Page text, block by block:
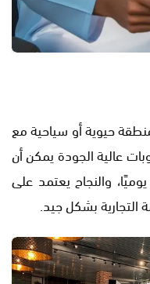
حيوية أو سياحية مع
عالية الجودة يمكن أن
تصل إلى 3000 ريال يوميًا، والنجاح يعتمد على
التجارية بشكل جيد.